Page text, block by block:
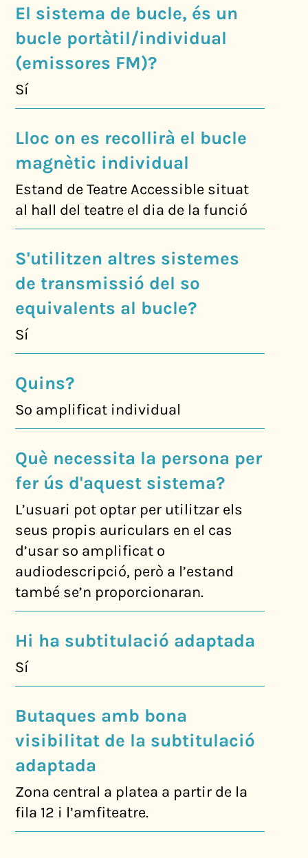
El sistema de bucle, és un
bucle portàtil/individual
(emissores FM)?
Sí
Lloc on es recollirà el bucle
magnètic individual
Estand de Teatre Accessible situat
al hall del teatre el dia de la funció
S'utilitzen altres sistemes
de transmissió del so
equivalents al bucle?
Sí
Quins?
So amplificat individual
Què necessita la persona per
fer ús d'aquest sistema?
L’usuari pot optar per utilitzar els
seus propis auriculars en el cas
d’usar so amplificat o
audiodescripció, però a l’estand
també se’n proporcionaran.
Hi ha subtitulació adaptada
Sí
Butaques amb bona
visibilitat de la subtitulació
adaptada
Zona central a platea a partir de la
fila 12 i l’amfiteatre.